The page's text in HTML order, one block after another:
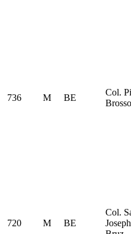
736 M BE
Col.
720 M BE
Col.
Joseph